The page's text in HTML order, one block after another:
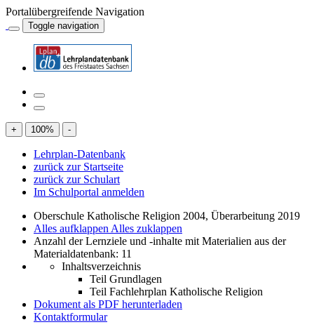
Portalübergreifende Navigation
Toggle navigation
+ 100% -
Lehrplan-Datenbank
zurück zur Startseite
zurück zur Schulart
Im Schulportal anmelden
Oberschule Katholische Religion 2004, Überarbeitung 2019
Alles aufklappen Alles zuklappen
Anzahl der Lernziele und -inhalte mit Materialien aus der
Materialdatenbank: 11
Inhaltsverzeichnis
Teil Grundlagen
Teil Fachlehrplan Katholische Religion
Dokument als PDF herunterladen
Kontaktformular